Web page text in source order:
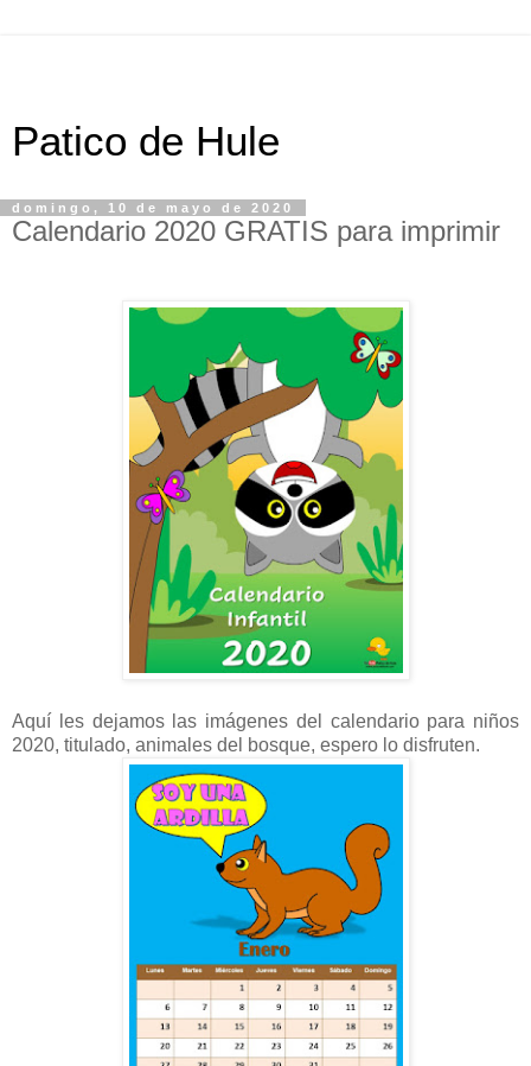
Patico de Hule
domingo, 10 de mayo de 2020
Calendario 2020 GRATIS para imprimir
Aquí les dejamos las imágenes del calendario para niños
2020, titulado, animales del bosque, espero lo disfruten.